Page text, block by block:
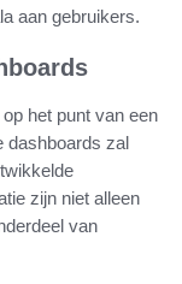
aan gebruikers.
het punt van een
dashboards zal
zijn niet alleen
van